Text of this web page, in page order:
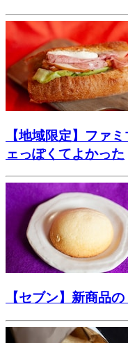
【地域限定】ファ
ェっぽくてよかった
【セブン】新商品